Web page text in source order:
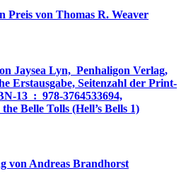
Preis von Thomas R. Weaver
Jaysea Lyn, ‎ Penhaligon Verlag,
Erstausgabe, Seitenzahl der Print-
Whom the Belle Tolls (Hell’s Bells 1)
von Andreas Brandhorst